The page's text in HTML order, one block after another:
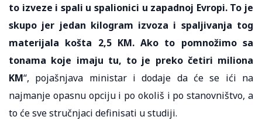
to izveze i spali u spalionici u zapadnoj Evropi. To je
skupo jer jedan kilogram izvoza i spaljivanja tog
materijala košta 2,5 KM. Ako to pomnožimo sa
tonama koje imaju tu, to je preko četiri miliona
KM“, pojašnjava ministar i dodaje da će se ići na
najmanje opasnu opciju i po okoliš i po stanovništvo, a
to će sve stručnjaci definisati u studiji.